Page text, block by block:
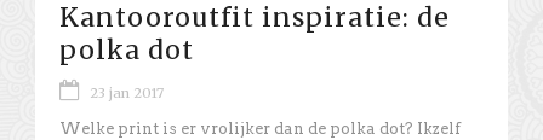
Kantooroutfit inspiratie: de
polka dot
23 jan 2017
Welke print is er vrolijker dan de polka dot? Ikzelf